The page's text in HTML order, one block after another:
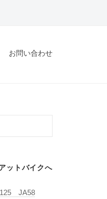
お問い合わせ
ットバイクへ
JA58